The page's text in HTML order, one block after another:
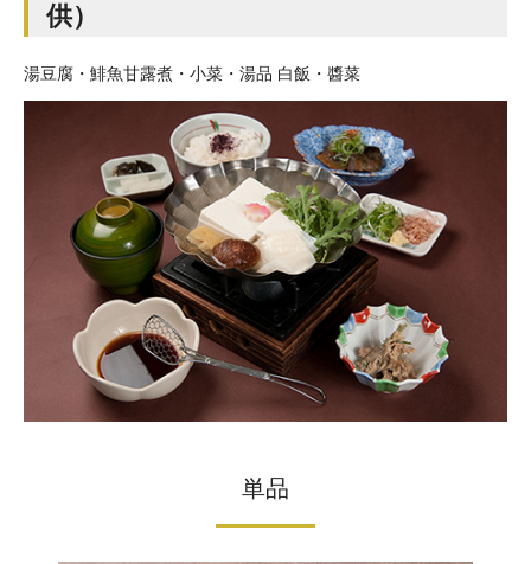
供）
湯豆腐・鯡魚甘露煮・小菜・湯品 白飯・醬菜
単品